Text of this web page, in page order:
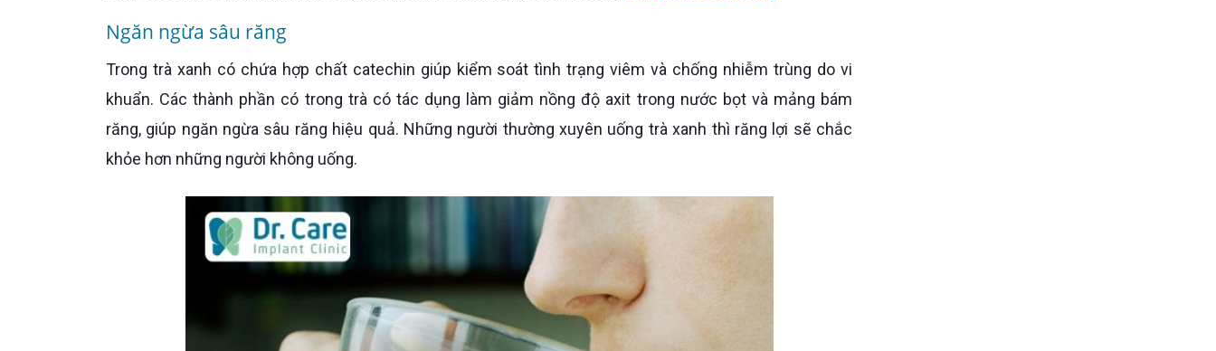
Ngăn ngừa sâu răng
Trong trà xanh có chứa hợp chất catechin giúp kiểm soát tình trạng viêm và chống nhiễm trùng do vi
khuẩn. Các thành phần có trong trà có tác dụng làm giảm nồng độ axit trong nước bọt và mảng bám
răng, giúp ngăn ngừa sâu răng hiệu quả. Những người thường xuyên uống trà xanh thì răng lợi sẽ chắc
khỏe hơn những người không uống.